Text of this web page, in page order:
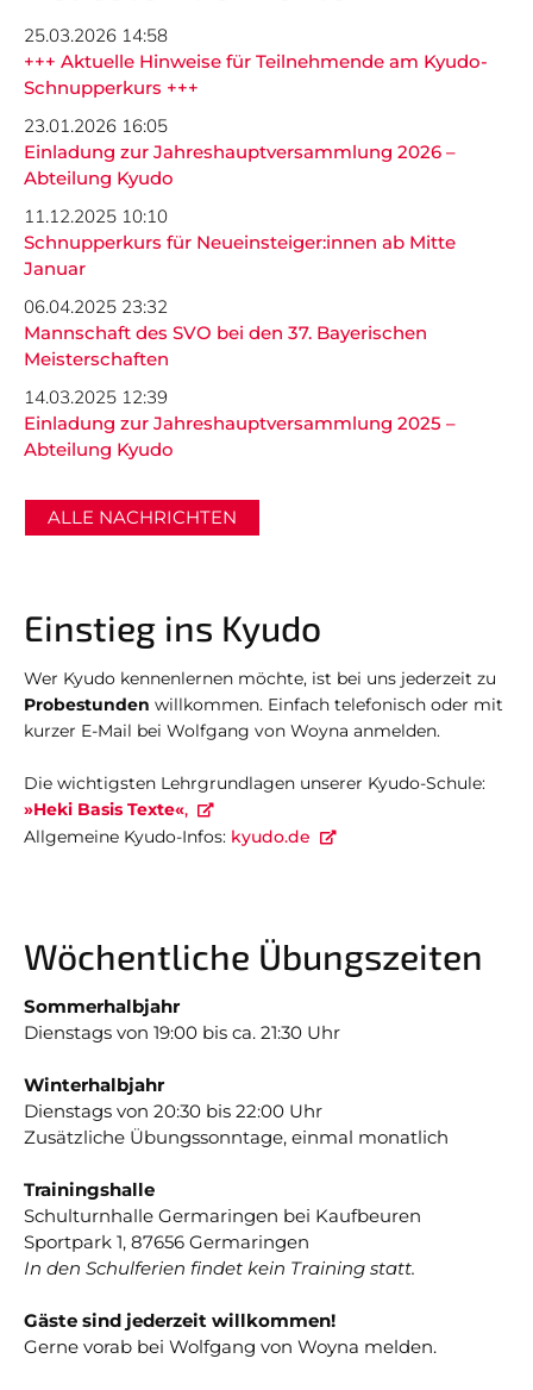
25.03.2026 14:58
+++ Aktuelle Hinweise für Teilnehmende am Kyudo-
Schnupperkurs +++
23.01.2026 16:05
Einladung zur Jahreshauptversammlung 2026 –
Abteilung Kyudo
11.12.2025 10:10
Schnupperkurs für Neueinsteiger:innen ab Mitte
Januar
06.04.2025 23:32
Mannschaft des SVO bei den 37. Bayerischen
Meisterschaften
14.03.2025 12:39
Einladung zur Jahreshauptversammlung 2025 –
Abteilung Kyudo
ALLE NACHRICHTEN
Einstieg ins Kyudo
Wer Kyudo kennenlernen möchte, ist bei uns jederzeit zu
Probestunden willkommen. Einfach telefonisch oder mit
kurzer E-Mail bei Wolfgang von Woyna anmelden.
Die wichtigsten Lehrgrundlagen unserer Kyudo-Schule:
»Heki Basis Texte«,
Allgemeine Kyudo-Infos: kyudo.de
Wöchentliche Übungszeiten
Sommerhalbjahr
Dienstags von 19:00 bis ca. 21:30 Uhr
Winterhalbjahr
Dienstags von 20:30 bis 22:00 Uhr
Zusätzliche Übungssonntage, einmal monatlich
Trainingshalle
Schulturnhalle Germaringen bei Kaufbeuren
Sportpark 1, 87656 Germaringen
In den Schulferien findet kein Training statt.
Gäste sind jederzeit willkommen!
Gerne vorab bei Wolfgang von Woyna melden.
Nicht das Richtige gefunden?
Bitte nehmen Sie Kontakt mit uns auf. Wir helfen
post@svo.germaringen.de
überspringen
Anfahrt